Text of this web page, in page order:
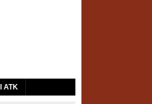
ATK